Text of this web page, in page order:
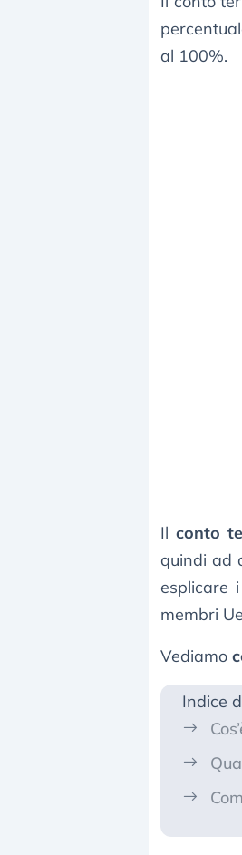
al 100%.
Il conto
quindi ad
esplicare
membri
Vediamo
Indice